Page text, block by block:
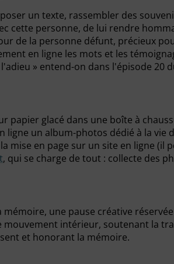
un texte, rassembler des
cette personne, de lui rendre
de la personne défunt, précieux
en ligne les mots et les
» entend-on dans l'épisode 20
papier glacé dans une boîte à
ligne un album-photos dédié à la
mise en page sur un site en ligne
, qui se charge de tout : collecte des
une pause créative
mouvement intérieur, soutenant la
et honorant la mémoire.